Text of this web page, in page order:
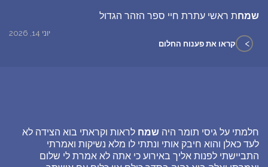
שמחת ראשי עתרת חיי ספר הזהר הגדול
יוני 14, 2026
> קראו את פענוח החלום
חלמתי על גיסי תומר היה שמח לראות וקראתי בוא הצידה לא
לעד כאלן והוא חיבק אותי ונתתי לו מלא נשיקות ואמרתי
התביישתי לפנות אליך באירוע כי אתה לא אמרת לי שלום